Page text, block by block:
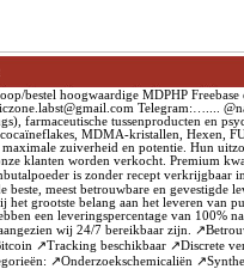
bestel hoogwaardige MDPHP Freebase
Telegram:…....
farmaceutische tussenproducten en
MDMA-kristallen, Hexen,
zuiverheid en potentie. Hun
klanten worden verkocht. Premium
is zonder recept verkrijgbaar
meest betrouwbare en gevestigde
grootste belang aan het leveren van
een leveringspercentage van 100%
wij 24/7 bereikbaar zijn.
↗️Tracking beschikbaar ↗️Discrete
↗️Onderzoekschemicaliën